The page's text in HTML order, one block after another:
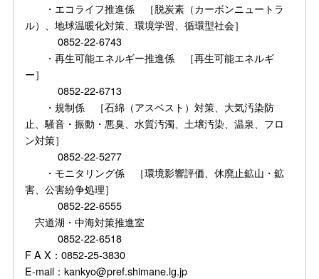
・エコライフ推進係 ［脱炭素（カーボンニュートラ
ル）、地球温暖化対策、環境学習、循環型社会］
0852-22-6743
・再生可能エネルギー推進係 ［再生可能エネルギ
ー］
0852-22-6713
・規制係 ［石綿（アスベスト）対策、大気汚染防
止、騒音・振動・悪臭、水質汚濁、土壌汚染、温泉、フロ
ン対策］
0852-22-5277
・モニタリング係 ［環境影響評価、休廃止鉱山・鉱
害、公害紛争処理］
0852-22-6555
宍道湖・中海対策推進室
0852-22-6518
F A X：0852-25-3830
E-mail：kankyo@pref.shimane.lg.jp